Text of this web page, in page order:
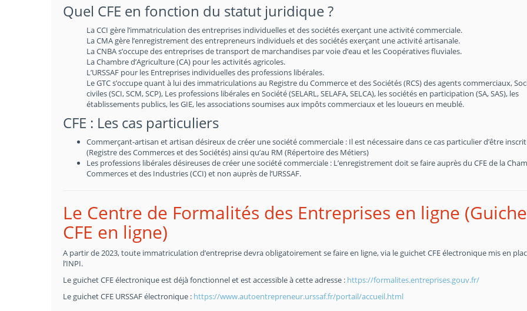
Quel CFE en fonction du statut juridique ?
La CCI gère l’immatriculation des entreprises individuelles et des sociétés exerçant une activité commerciale.
La CMA gère l’enregistrement des entrepreneurs individuels et des sociétés exerçant une activité artisanale.
La CNBA s’occupe des entreprises de transport de marchandises par voie d’eau et les Coopératives fluviales.
La Chambre d’Agriculture (CA) pour les activités agricoles.
L’URSSAF pour les Entreprises individuelles des professions libérales.
Le GTC s’occupe quant à lui des immatriculations au Registre du Commerce et des Sociétés (RCS) des agents commerciaux,
civiles (SCI, SCM, SCP), Les professions libérales en Société (SELARL, SELAFA, SELCA), les sociétés en participation (SA, SAS), les
établissements publics, les GIE, les associations soumises aux impôts commerciaux et les loueurs en meublé.
CFE : Les cas particuliers
Commerçant-artisan et artisan désireux de créer une société commerciale : Il est nécessaire dans ce cas particulier d’être inscrit
(Registre des Commerces et des Sociétés) ainsi qu’au RM (Répertoire des Métiers)
Les professions libérales désireuses de créer une société commerciale : L’enregistrement doit se faire auprès du CFE de la
Commerces et des Industries (CCI) et non auprès de l’URSSAF.
Le Centre de Formalités des Entreprises en ligne
CFE en ligne)
A partir de 2023, toute immatriculation d’entreprise devra obligatoirement se faire en ligne, via le guichet CFE électronique mis en
l’INPI.
Le guichet CFE électronique est déjà fonctionnel et est accessible à cette adresse : https://formalites.entreprises.gouv.fr/
Le guichet CFE URSSAF électronique : https://www.autoentrepreneur.urssaf.fr/portail/accueil.html